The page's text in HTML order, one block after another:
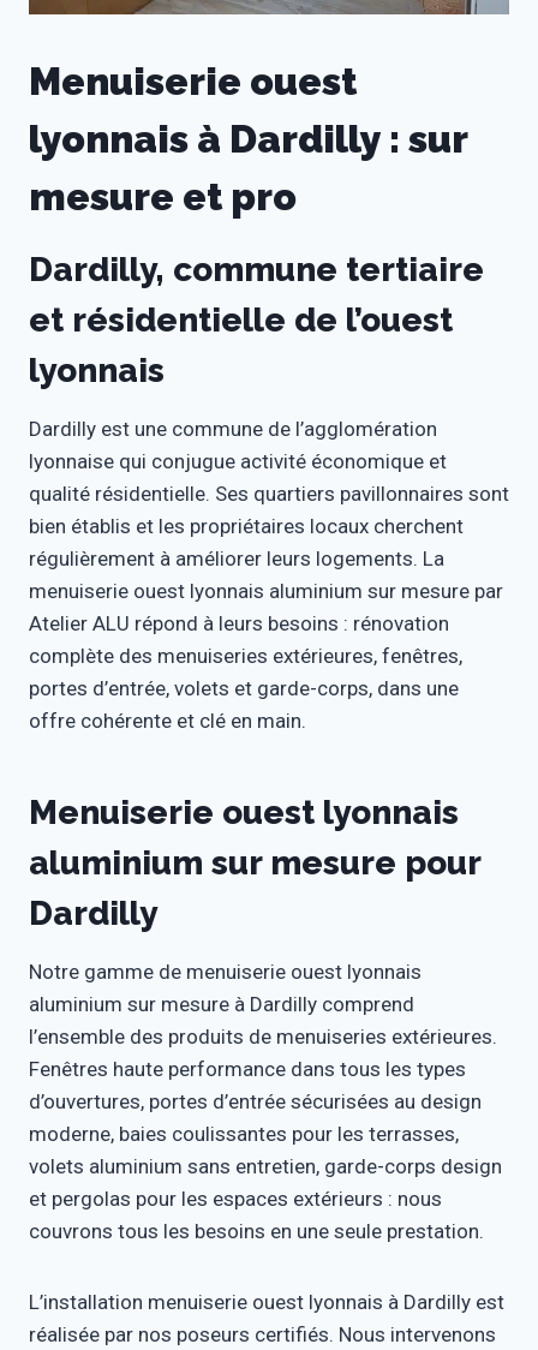
Menuiserie ouest
lyonnais à Dardilly : sur
mesure et pro
Dardilly, commune tertiaire
et résidentielle de l’ouest
lyonnais
Dardilly est une commune de l’agglomération
lyonnaise qui conjugue activité économique et
qualité résidentielle. Ses quartiers pavillonnaires sont
bien établis et les propriétaires locaux cherchent
régulièrement à améliorer leurs logements. La
menuiserie ouest lyonnais aluminium sur mesure par
Atelier ALU répond à leurs besoins : rénovation
complète des menuiseries extérieures, fenêtres,
portes d’entrée, volets et garde-corps, dans une
offre cohérente et clé en main.
Menuiserie ouest lyonnais
aluminium sur mesure pour
Dardilly
Notre gamme de menuiserie ouest lyonnais
aluminium sur mesure à Dardilly comprend
l’ensemble des produits de menuiseries extérieures.
Fenêtres haute performance dans tous les types
d’ouvertures, portes d’entrée sécurisées au design
moderne, baies coulissantes pour les terrasses,
volets aluminium sans entretien, garde-corps design
et pergolas pour les espaces extérieurs : nous
couvrons tous les besoins en une seule prestation.
L’installation menuiserie ouest lyonnais à Dardilly est
réalisée par nos poseurs certifiés. Nous intervenons